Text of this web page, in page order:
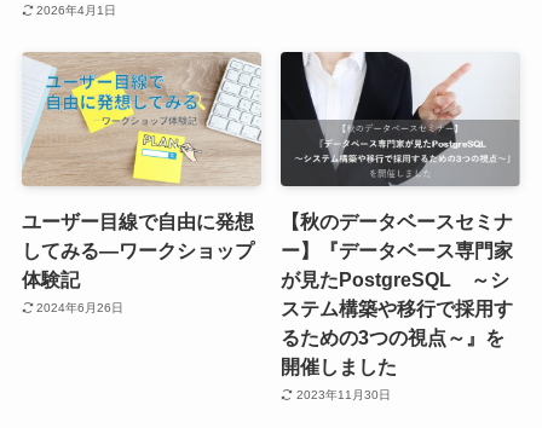
2026年4月1日
ユーザー目線で自由に発想
してみる―ワークショップ
体験記
2024年6月26日
【秋のデータベースセミナ
ー】『データベース専門家
が見たPostgreSQL ～シ
ステム構築や移行で採用す
るための3つの視点～』を
開催しました
2023年11月30日